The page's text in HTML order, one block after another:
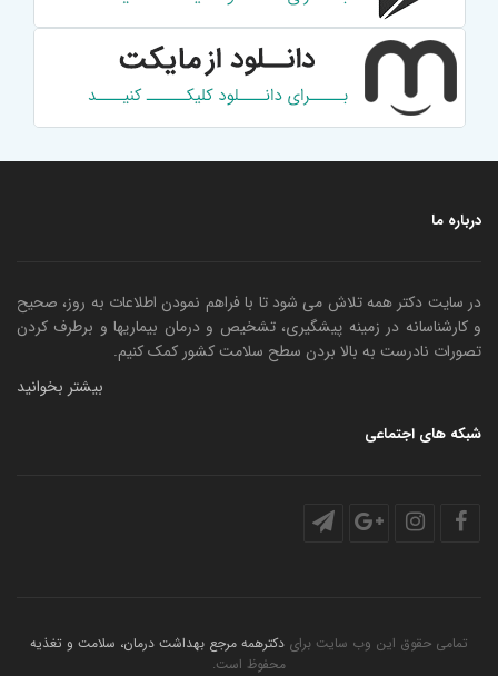
درباره ما
در سایت دکتر همه تلاش می شود تا با فراهم نمودن اطلاعات به روز، صحیح
و کارشناسانه در زمینه پیشگیری، تشخیص و درمان بیماریها و برطرف کردن
تصورات نادرست به بالا بردن سطح سلامت کشور کمک کنیم.
بیشتر بخوانید
شبکه های اجتماعی
تمامی حقوق این وب سایت برای دکترهمه مرجع بهداشت درمان، سلامت و تغذیه
محفوظ است.